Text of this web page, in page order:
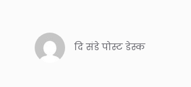
दि संडे पोस्ट डेस्क